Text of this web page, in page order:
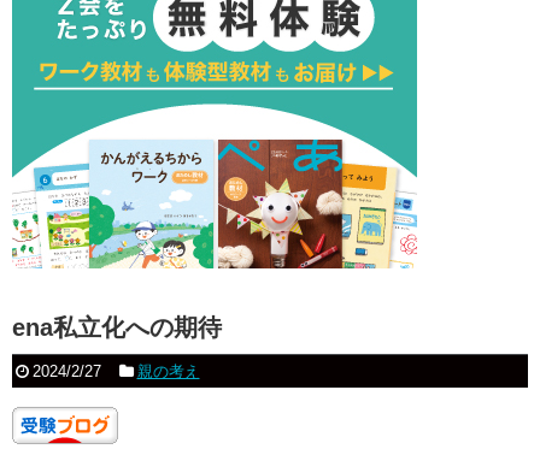
ena私立化への期待
2024/2/27 親の考え